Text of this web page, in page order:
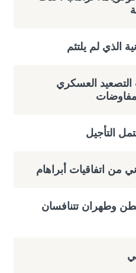
الذي لم يلتئم
العسكري
التأجيل
من اتفاقيات أبراهام
وطهران تتنافسان